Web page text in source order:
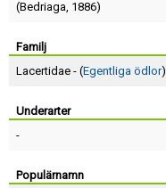
(Bedriaga, 1886)
Familj
Lacertidae - (Egentliga ödlor)
Underarter
-
Populärnamn
Terms of Service